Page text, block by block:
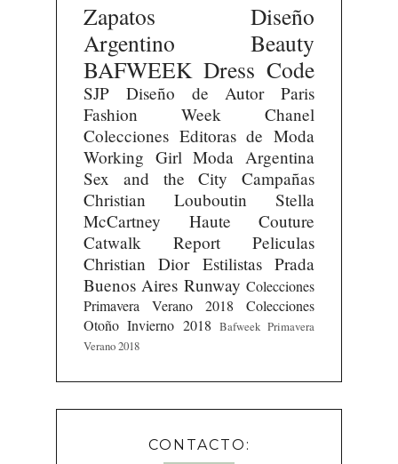
Zapatos
Diseño
Argentino
Beauty
BAFWEEK Dress Code
SJP Diseño de Autor
Paris
Fashion Week
Chanel
Colecciones Editoras de Moda
Working Girl Moda Argentina
Sex and the City
Campañas
Christian Louboutin
Stella
McCartney
Haute Couture
Catwalk Report
Peliculas
Christian Dior Estilistas Prada
Buenos Aires Runway Colecciones
Primavera Verano 2018
Colecciones
Otoño Invierno 2018 Bafweek Primavera
Verano 2018
CONTACTO: